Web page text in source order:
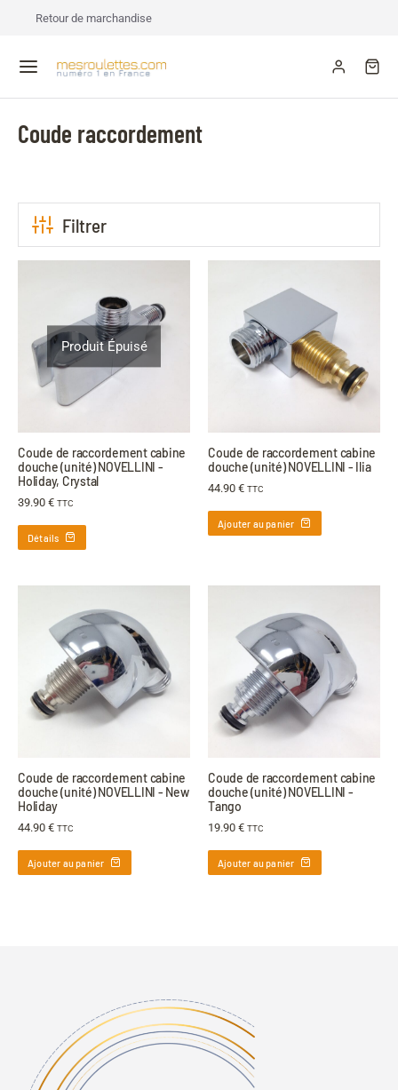
Retour de marchandise
Coude raccordement
Filtrer
Produit Épuisé
Coude de raccordement cabine
douche (unité) NOVELLINI -
Holiday, Crystal
39.90 € TTC
Détails
Coude de raccordement cabine
douche (unité) NOVELLINI - Ilia
44.90 € TTC
Ajouter au panier
Coude de raccordement cabine
douche (unité) NOVELLINI - New
Holiday
44.90 € TTC
Ajouter au panier
Coude de raccordement cabine
douche (unité) NOVELLINI -
Tango
19.90 € TTC
Ajouter au panier